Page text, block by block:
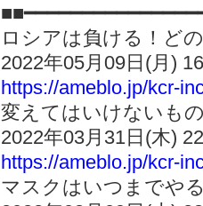
ロシアは負ける！ど
2022年05月09日(月)
https://ameblo.jp/kcr-
変えてはいけないも
2022年03月31日(木)
https://ameblo.jp/kcr-
マスクはいつまでや